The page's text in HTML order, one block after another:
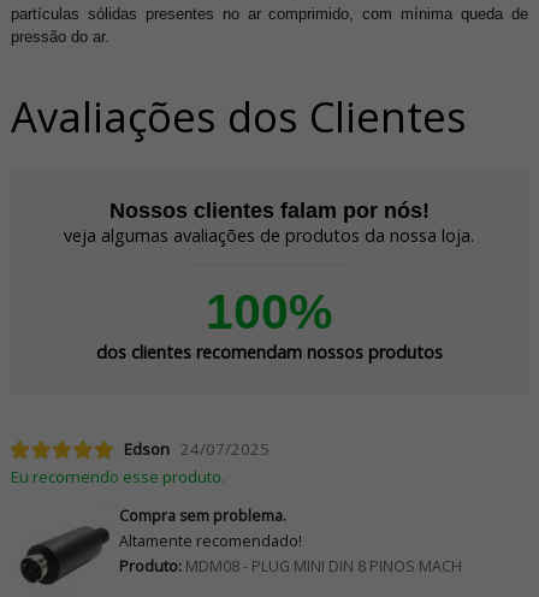
partículas sólidas presentes no ar comprimido, com mínima queda de
pressão do ar.
Avaliações dos Clientes
Nossos clientes falam por nós!
veja algumas avaliações de produtos da nossa loja.
100%
dos clientes recomendam nossos produtos
Edson 24/07/2025
Eu recomendo esse produto.
Compra sem problema.
Altamente recomendado!
Produto:MDM08 - PLUG MINI DIN 8 PINOS MACH